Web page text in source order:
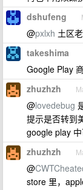
dshufeng
@pxlxh 土区
takeshima
Google Play
zhuzhzh
@lovedebug
提示是否转到
google play
zhuzhzh
@
store 里，